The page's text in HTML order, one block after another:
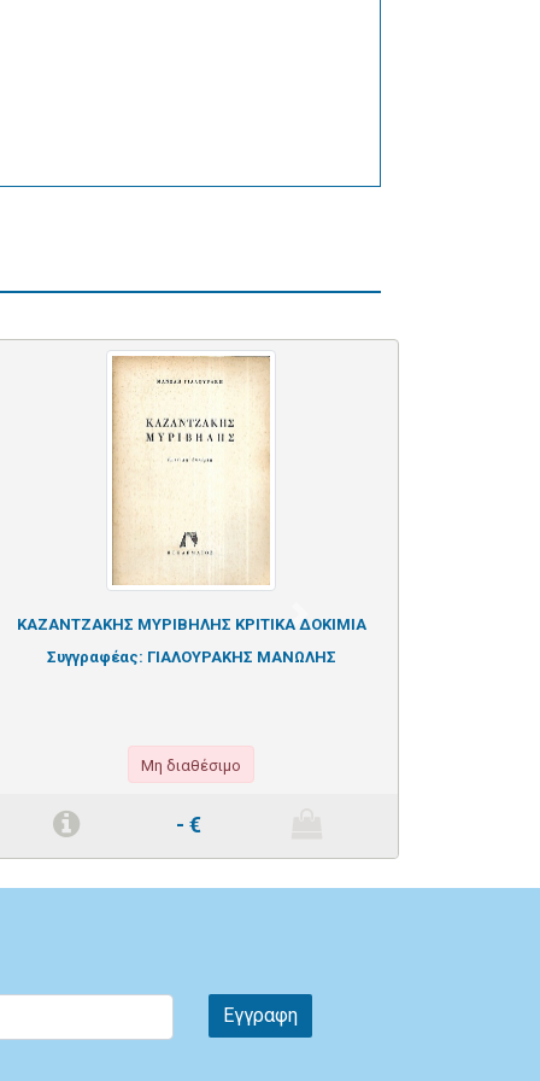
ΚΑΖΑΝΤΖΑΚΗΣ ΜΥΡΙΒΗΛΗΣ ΚΡΙΤΙΚΑ ΔΟΚΙΜΙΑ
Συγγραφέας: ΓΙΑΛΟΥΡΑΚΗΣ ΜΑΝΩΛΗΣ
Μη διαθέσιμο
- €
Next
Εγγραφη